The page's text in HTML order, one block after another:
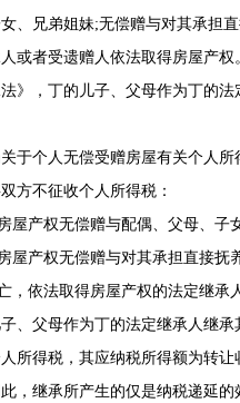
、兄弟姐妹;无偿赠与对其承担
或者受遗赠人依法取得房屋产权
，丁的儿子、父母作为丁的法
个人无偿受赠房屋有关个人所
方不征收个人所得税：
产权无偿赠与配偶、父母、子
产权无偿赠与对其承担直接抚
依法取得房屋产权的法定继承
父母作为丁的法定继承人继承
所得税，其应纳税所得额为转
，继承所产生的仅是纳税递延